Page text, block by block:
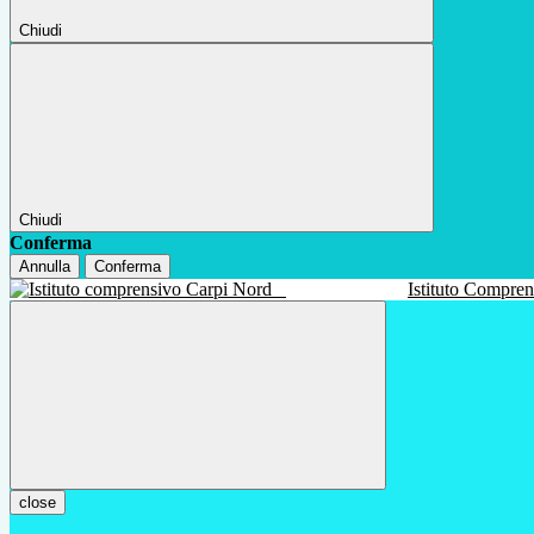
Chiudi
Chiudi
Conferma
Annulla Conferma
Istituto
close